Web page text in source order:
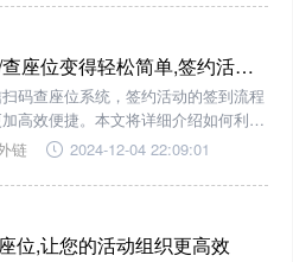
让签到/查座位变得轻松简单,签约活动中的扫码查座位解决方案
码查座位系统，签约活动的签到流程
高效便捷。本文将详细介绍如何利用
技术优化您的活动体验。
链 2024-12-04 22:09:01
位,让您的活动组织更高效